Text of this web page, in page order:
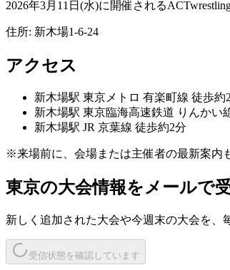
2026年3月11日(水)に開催される
住所: 新木場1-6-24
アクセス
新木場駅 東京メトロ 有楽町線 徒歩約
新木場駅 東京臨海高速鉄道 りんかい
新木場駅 JR 京葉線 徒歩約2分
※来場前に、会場または主催者の最新案内
東京の大会情報をメールで
新しく追加された大会や今週末の大会を、
受信状態を確認しています